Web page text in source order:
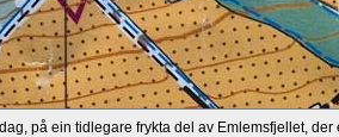
på ein tidlegare frykta del av Emlemsfjellet,